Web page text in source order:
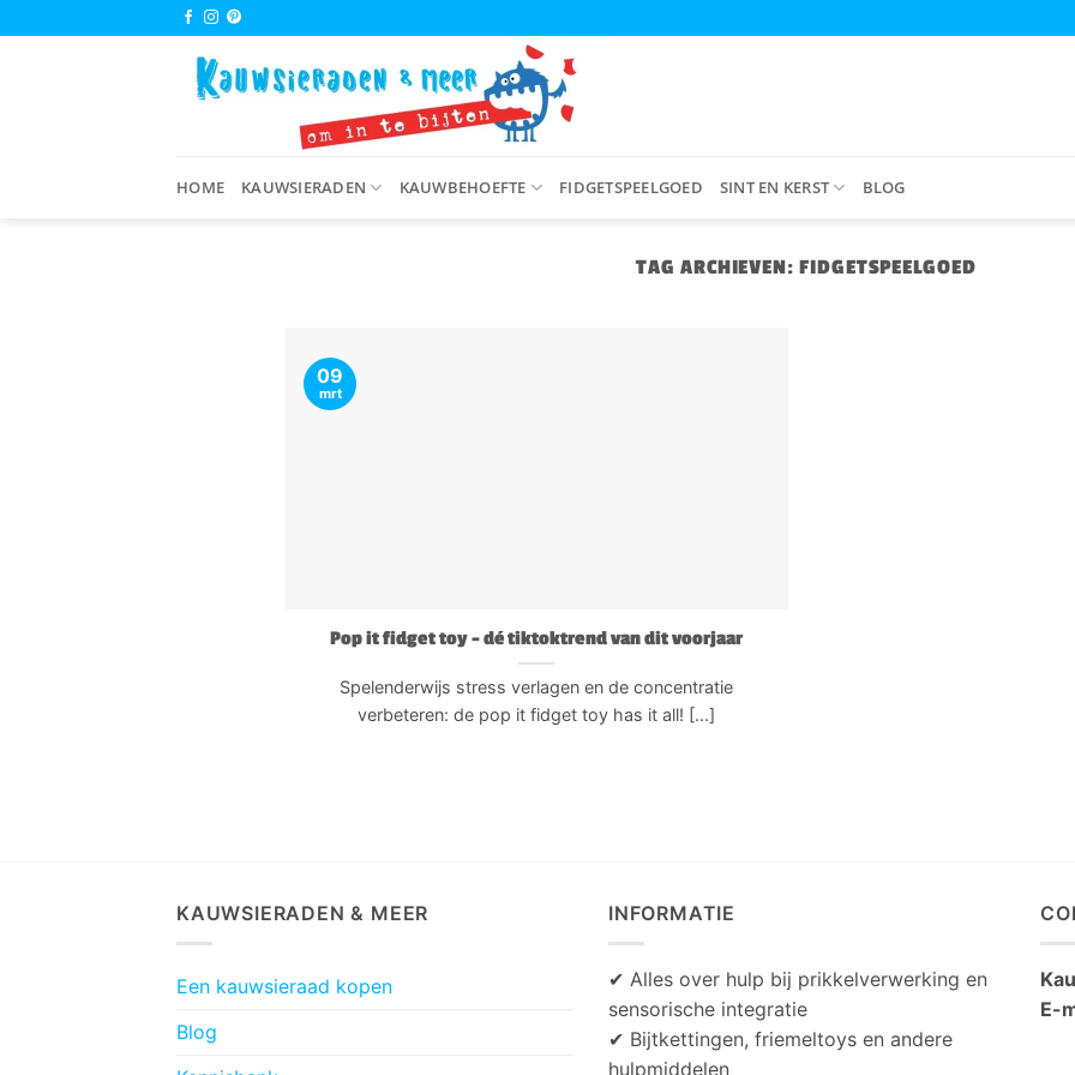
naar
HOME KAUWSIERADEN KAUWBEHOEFTE FIDGETSPEELGOED SINT EN KERST BLOG
TAG ARCHIEVEN: FIDGETSPEELGOED
Pop it fidget toy – dé tiktoktrend van dit voorjaar
Spelenderwijs stress verlagen en de concentratie
verbeteren: de pop it fidget toy has it all! [...]
09
mrt
KAUWSIERADEN & MEER
Een kauwsieraad kopen
Blog
INFORMATIE
✔ Alles over hulp bij prikkelverwerking en
sensorische integratie
✔ Bijtkettingen, friemeltoys en andere
hulpmiddelen
E-